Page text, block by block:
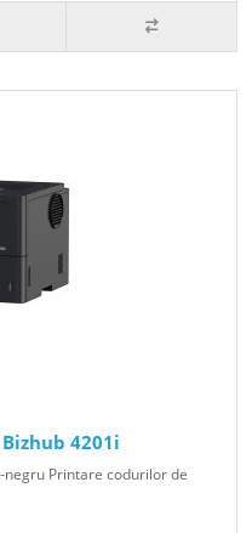
4201i
Printare codurilor de